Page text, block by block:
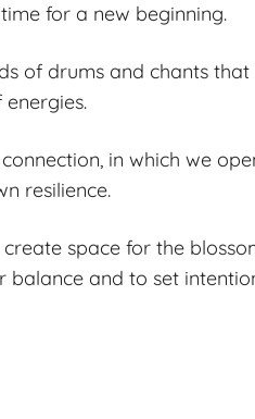
for a new beginning.
of drums and chants
in which we
resilience.
space for the
balance and to set